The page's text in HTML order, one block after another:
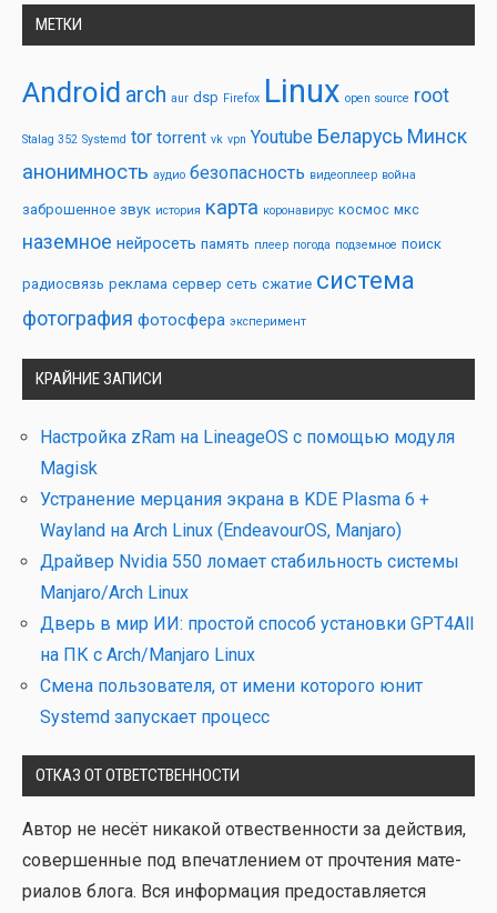
МЕТКИ
Android arch aur dsp Firefox Linux open source root
Stalag 352 Systemd tor torrent vk vpn Youtube Беларусь Минск
анонимность аудио безопасность видеоплеер война
заброшенное звук история карта коронавирус космос мкс
наземное нейросеть память плеер погода подземное поиск
радиосвязь реклама сервер сеть сжатие система
фотография фотосфера эксперимент
КРАЙНИЕ ЗАПИСИ
Настройка zRam на LineageOS с помощью модуля
Magisk
Устранение мерцания экрана в KDE Plasma 6 +
Wayland на Arch Linux (EndeavourOS, Manjaro)
Драйвер Nvidia 550 ломает стабильность системы
Manjaro/Arch Linux
Дверь в мир ИИ: простой способ установки GPT4All
на ПК с Arch/Manjaro Linux
Смена пользователя, от имени которого юнит
Systemd запускает процесс
ОТКАЗ ОТ ОТВЕТСТВЕННОСТИ
Автор не несёт ника­кой отвест­вен­но­сти за дей­ствия,
совер­шен­ные под впе­чат­ле­ни­ем от про­чте­ния мате­
ри­а­лов бло­га. Вся инфор­ма­ция предо­став­ля­ет­ся